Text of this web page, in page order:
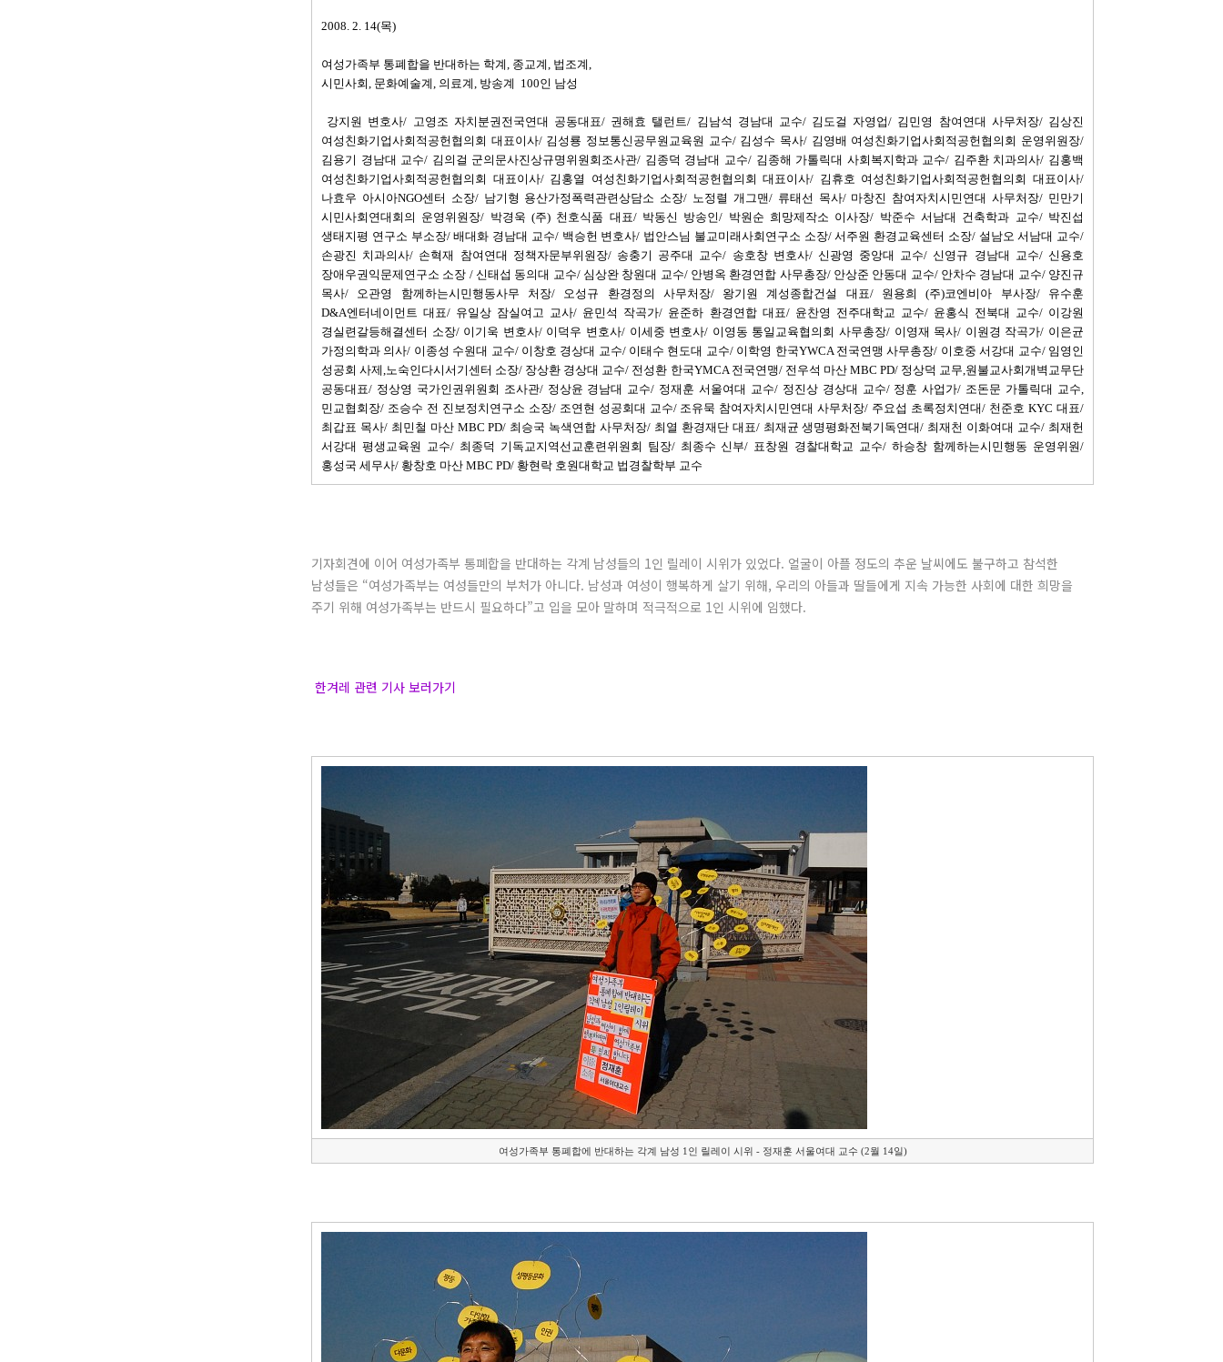
2008. 2. 14(목)
여성가족부 통폐합을 반대하는 학계, 종교계, 법조계,
시민사회, 문화예술계, 의료계, 방송계 100인 남성
강지원 변호사/ 고영조 자치분권전국연대 공동대표/ 권해효 탤런트/ 김남석 경남대 교수/ 김도걸 자영업/ 김민영 참여연대 사무처장/ 김상진
여성친화기업사회적공헌협의회 대표이사/ 김성룡 정보통신공무원교육원 교수/ 김성수 목사/ 김영배 여성친화기업사회적공헌협의회 운영위원장/
김용기 경남대 교수/ 김의걸 군의문사진상규명위원회조사관/ 김종덕 경남대 교수/ 김종해 가톨릭대 사회복지학과 교수/ 김주환 치과의사/ 김홍백
여성친화기업사회적공헌협의회 대표이사/ 김홍열 여성친화기업사회적공헌협의회 대표이사/ 김휴호 여성친화기업사회적공헌협의회 대표이사/
나효우 아시아NGO센터 소장/ 남기형 용산가정폭력관련상담소 소장/ 노정렬 개그맨/ 류태선 목사/ 마창진 참여자치시민연대 사무처장/ 민만기
시민사회연대회의 운영위원장/ 박경욱 (주) 천호식품 대표/ 박동신 방송인/ 박원순 희망제작소 이사장/ 박준수 서남대 건축학과 교수/ 박진섭
생태지평 연구소 부소장/ 배대화 경남대 교수/ 백승헌 변호사/ 법안스님 불교미래사회연구소 소장/ 서주원 환경교육센터 소장/ 설남오 서남대 교수/
손광진 치과의사/ 손혁재 참여연대 정책자문부위원장/ 송충기 공주대 교수/ 송호창 변호사/ 신광영 중앙대 교수/ 신영규 경남대 교수/ 신용호
장애우권익문제연구소 소장 / 신태섭 동의대 교수/ 심상완 창원대 교수/ 안병옥 환경연합 사무총장/ 안상준 안동대 교수/ 안차수 경남대 교수/ 양진규
목사/ 오관영 함께하는시민행동사무 처장/ 오성규 환경정의 사무처장/ 왕기원 계성종합건설 대표/ 원용희 (주)코엔비아 부사장/ 유수훈
D&A엔터네이먼트 대표/ 유일상 잠실여고 교사/ 윤민석 작곡가/ 윤준하 환경연합 대표/ 윤찬영 전주대학교 교수/ 윤홍식 전북대 교수/ 이강원
경실련갈등해결센터 소장/ 이기욱 변호사/ 이덕우 변호사/ 이세중 변호사/ 이영동 통일교육협의회 사무총장/ 이영재 목사/ 이원경 작곡가/ 이은균
가정의학과 의사/ 이종성 수원대 교수/ 이창호 경상대 교수/ 이태수 현도대 교수/ 이학영 한국YWCA 전국연맹 사무총장/ 이호중 서강대 교수/ 임영인
성공회 사제,노숙인다시서기센터 소장/ 장상환 경상대 교수/ 전성환 한국YMCA 전국연맹/ 전우석 마산 MBC PD/ 정상덕 교무,원불교사회개벽교무단
공동대표/ 정상영 국가인권위원회 조사관/ 정상윤 경남대 교수/ 정재훈 서울여대 교수/ 정진상 경상대 교수/ 정훈 사업가/ 조돈문 가톨릭대 교수,
민교협회장/ 조승수 전 진보정치연구소 소장/ 조연현 성공회대 교수/ 조유묵 참여자치시민연대 사무처장/ 주요섭 초록정치연대/ 천준호 KYC 대표/
최갑표 목사/ 최민철 마산 MBC PD/ 최승국 녹색연합 사무처장/ 최열 환경재단 대표/ 최재균 생명평화전북기독연대/ 최재천 이화여대 교수/ 최재헌
서강대 평생교육원 교수/ 최종덕 기독교지역선교훈련위원회 팀장/ 최종수 신부/ 표창원 경찰대학교 교수/ 하승창 함께하는시민행동 운영위원/
홍성국 세무사/ 황창호 마산 MBC PD/ 황현락 호원대학교 법경찰학부 교수
기자회견에 이어 여성가족부 통폐합을 반대하는 각계 남성들의 1인 릴레이 시위가 있었다. 얼굴이 아플 정도의 추운 날씨에도 불구하고 참석한
남성들은 “여성가족부는 여성들만의 부처가 아니다. 남성과 여성이 행복하게 살기 위해, 우리의 아들과 딸들에게 지속 가능한 사회에 대한 희망을
주기 위해 여성가족부는 반드시 필요하다”고 입을 모아 말하며 적극적으로 1인 시위에 임했다.
한겨레 관련 기사 보러가기
여성가족부 통폐합에 반대하는 각계 남성 1인 릴레이 시위 - 정재훈 서울여대 교수 (2월 14일)